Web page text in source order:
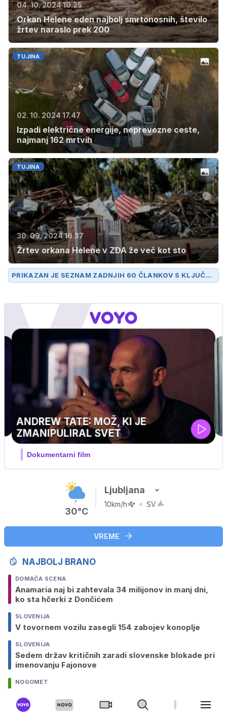
04. 10. 2024 10.25
Orkan Helene eden najbolj smrtonosnih, število
žrtev naraslo prek 200
TUJINA
02. 10. 2024 17.47
Izpadi električne energije, neprevozne ceste,
najmanj 162 mrtvih
TUJINA
30. 09. 2024 16.37
Žrtev orkana Helene v ZDA že več kot sto
PRIKAZAN JE SEZNAM ZADNJIH 60 ČLANKOV S KLJUČN
O BESEDOORKAN.
UEFA SUPERPOKAL
V živo na VOYO: sreda ob 20.30
30°C
Ljubljana
10km/h SV
VREME
NAJBOLJ BRANO
DOMAČA SCENA
Anamaria naj bi zahtevala 34 milijonov in manj dni,
ko sta hčerki z Dončićem
SLOVENIJA
V tovornem vozilu zasegli 154 zabojev konoplje
SLOVENIJA
Sedem držav kritičnih zaradi slovenske blokade pri
imenovanju Fajonove
NOGOMET
nogometašu